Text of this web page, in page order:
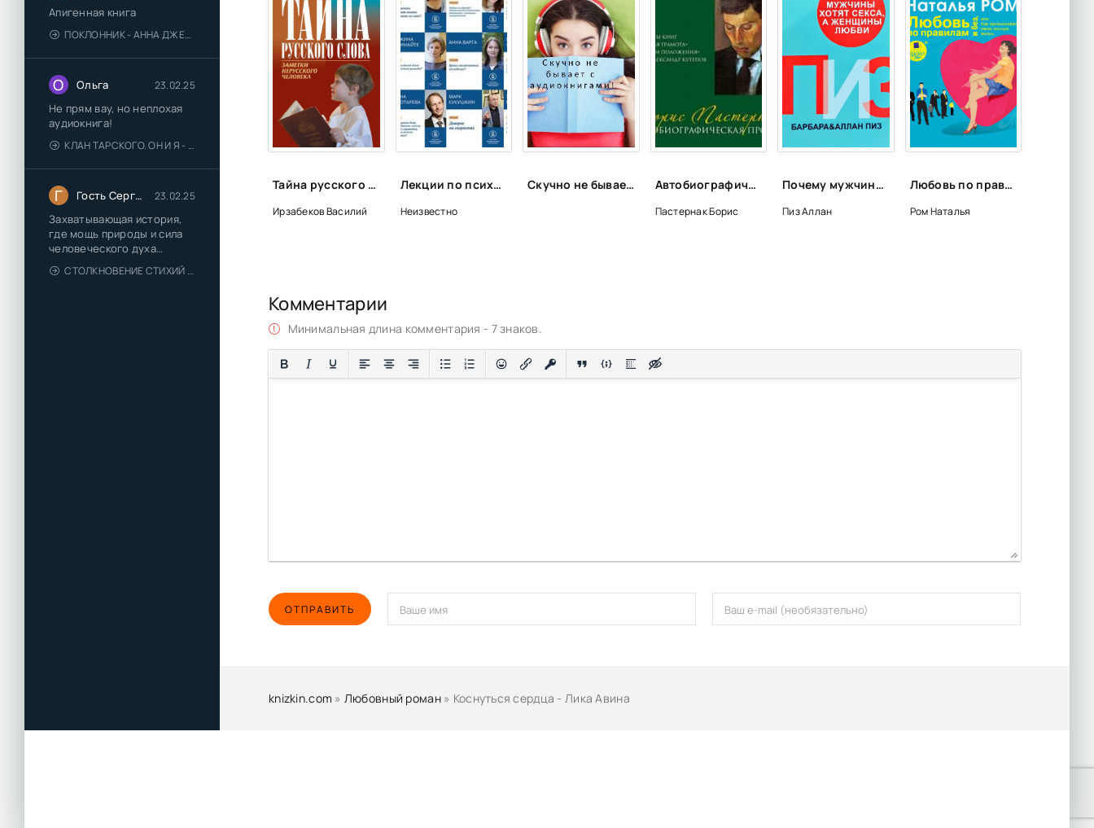
Апигенная книга
ПОКЛОННИК - АННА ДЖЕЙН
О Ольга 23.02.25
Не прям вау, но неплохая
аудиокнига!
КЛАН ТАРСКОГО. ОН И Я - ЕЛЕНА ТОДОРОВА (1)
Г Гость Сергей 23.02.25
Захватывающая история,
где мощь природы и сила
человеческого духа
сплетаются в напряжённый
и
СТОЛКНОВЕНИЕ СТИХИЙ - ВАЛЕРИЙ ГУМИНСКИЙ
Тайна русского слова - Василий Ирзабеков
Ирзабеков Василий
Лекции по психологии (Лекторий ВШЭ)
Неизвестно
Скучно не бывает с аудиокнигами!📚🎧 Автобиографическая проза - Борис Пастернак
Пастернак Борис
Почему мужчины хотят секса, а женщины любви - Аллан Пиз, Барбара Пиз
Пиз Аллан
Любовь по правилам и без, или Как организовать свою личную жизнь - Наталья Ром
Ром Наталья
Комментарии
Минимальная длина комментария - 7 знаков.
ОТПРАВИТЬ
knizkin.com » Любовный роман» Коснуться сердца - Лика Авина